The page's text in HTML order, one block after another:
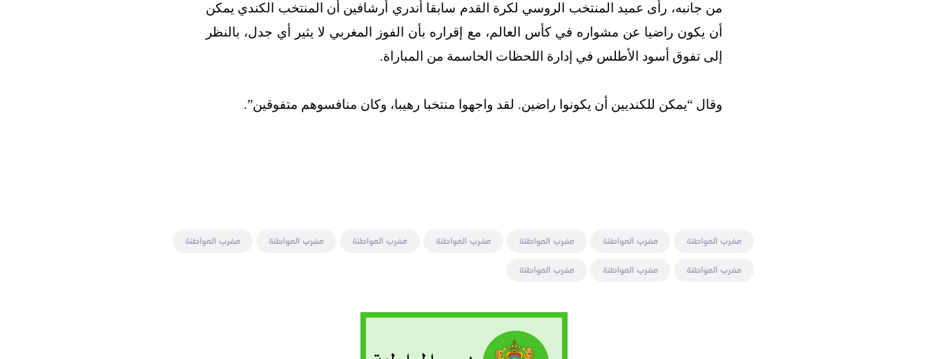
من جانبه، رأى عميد المنتخب الروسي لكرة القدم سابقا أندري أرشافين أن المنتخب الكندي يمكن
أن يكون راضيا عن مشواره في كأس العالم، مع إقراره بأن الفوز المغربي لا يثير أي جدل، بالنظر
إلى تفوق أسود الأطلس في إدارة اللحظات الحاسمة من المباراة.
وقال “يمكن للكنديين أن يكونوا راضين. لقد واجهوا منتخبا رهيبا، وكان منافسوهم متفوقين”.
مغرب المواطنة مغرب المواطنة مغرب المواطنة مغرب المواطنة مغرب المواطنة مغرب المواطنة
مغرب المواطنة
مغرب المواطنة
مغرب المواطنة مغرب المواطنة